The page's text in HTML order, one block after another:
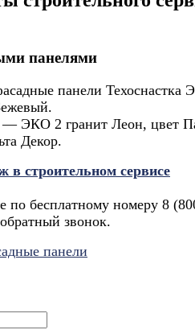
панелями
панели Техоснастка
— ЭКО 2 гранит Леон, цвет
Декор.
в строительном сервисе
по бесплатному номеру 8
звонок.
панели